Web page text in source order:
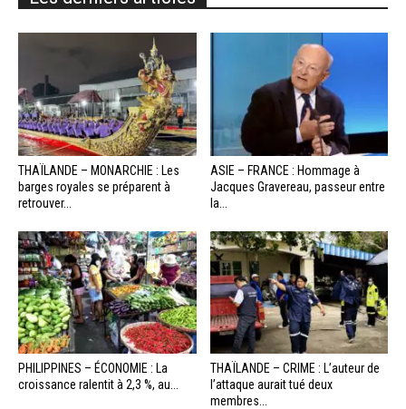
THAÏLANDE – MONARCHIE : Les
barges royales se préparent à
retrouver...
ASIE – FRANCE : Hommage à
Jacques Gravereau, passeur entre
la...
PHILIPPINES – ÉCONOMIE : La
croissance ralentit à 2,3 %, au...
THAÏLANDE – CRIME : L’auteur de
l’attaque aurait tué deux
membres...